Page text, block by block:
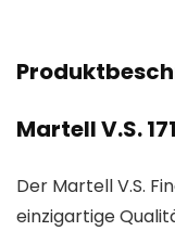
Martell V.S.
Der Martell V.S.
einzigartige